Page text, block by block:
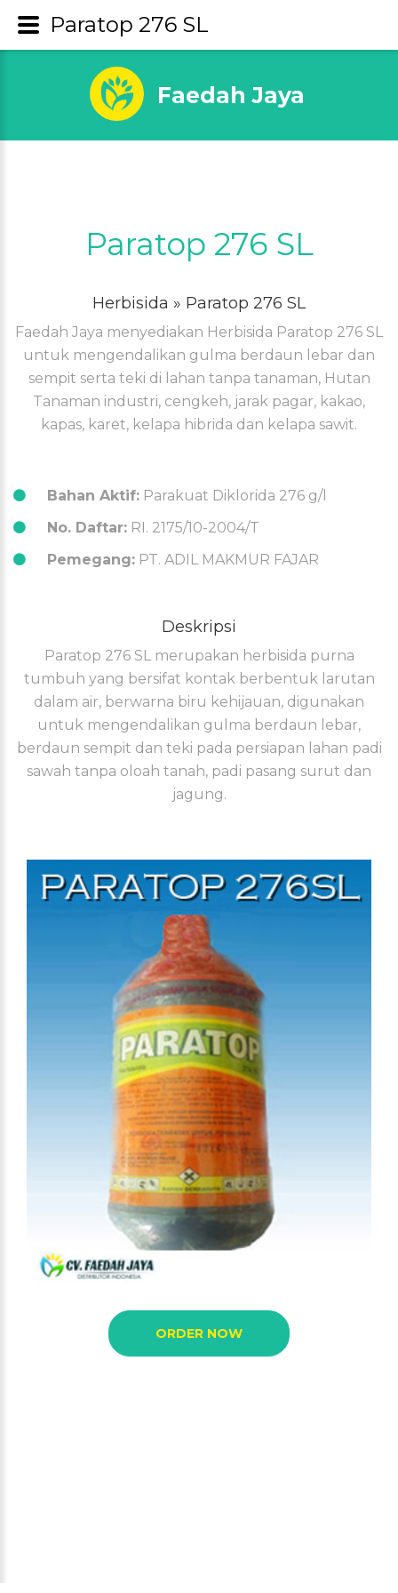
Faedah Jaya
Paratop 276 SL
Herbisida » Paratop 276 SL
Faedah Jaya menyediakan Herbisida Paratop 276 SL
untuk mengendalikan gulma berdaun lebar dan
sempit serta teki di lahan tanpa tanaman, Hutan
Tanaman industri, cengkeh, jarak pagar, kakao,
kapas, karet, kelapa hibrida dan kelapa sawit.
Bahan Aktif: Parakuat Diklorida 276 g/l
No. Daftar: RI. 2175/10-2004/T
Pemegang: PT. ADIL MAKMUR FAJAR
Deskripsi
Paratop 276 SL merupakan herbisida purna
tumbuh yang bersifat kontak berbentuk larutan
dalam air, berwarna biru kehijauan, digunakan
untuk mengendalikan gulma berdaun lebar,
berdaun sempit dan teki pada persiapan lahan padi
sawah tanpa oloah tanah, padi pasang surut dan
jagung.
ORDER NOW
Paratop 276 SL